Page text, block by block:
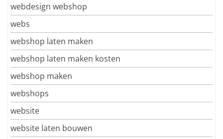
webdesign webshop
webs
webshop laten maken
webshop laten maken kosten
webshop maken
webshops
website
website laten bouwen